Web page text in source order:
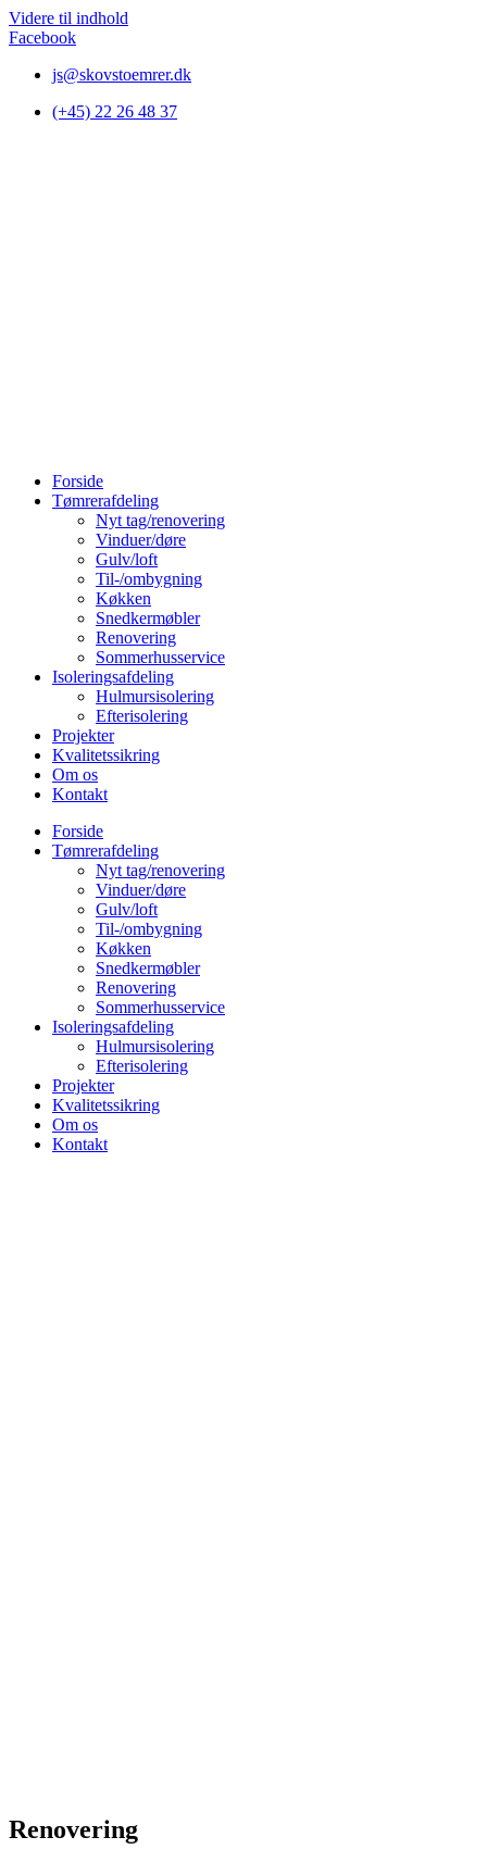
Videre til indhold
Facebook
js@skovstoemrer.dk
(+45) 22 26 48 37
Forside
Tømrerafdeling
Nyt tag/renovering
Vinduer/døre
Gulv/loft
Til-/ombygning
Køkken
Snedkermøbler
Renovering
Sommerhusservice
Isoleringsafdeling
Hulmursisolering
Efterisolering
Projekter
Kvalitetssikring
Om os
Kontakt
Forside
Tømrerafdeling
Nyt tag/renovering
Vinduer/døre
Gulv/loft
Til-/ombygning
Køkken
Snedkermøbler
Renovering
Sommerhusservice
Isoleringsafdeling
Hulmursisolering
Efterisolering
Projekter
Kvalitetssikring
Om os
Kontakt
Renovering